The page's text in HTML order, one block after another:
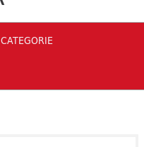
CATEGORIE